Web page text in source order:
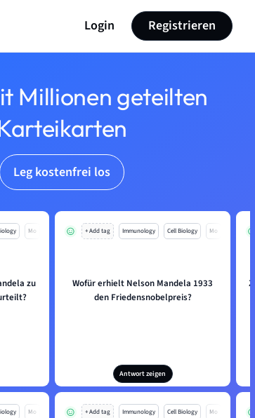
Login Registrieren
Millionen geteilten
Leg kostenfrei los
Mo
zu
+ Add tag Immunology Cell Biology Mo
Wofür erhielt Nelson Mandela 1933
den Friedensnobelpreis?
Antwort zeigen
Mo + Add tag Immunology Cell Biology Mo